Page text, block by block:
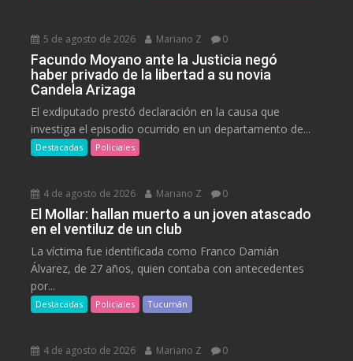
5 de agosto de 2026 Mariano Z 0
Facundo Moyano ante la Justicia negó
haber privado de la libertad a su novia
Candela Arizaga
El exdiputado prestó declaración en la causa que
investiga el episodio ocurrido en un departamento de...
Destacadas Policiales
4 de agosto de 2026 Mariano Z 0
El Mollar: hallan muerto a un joven atascado
en el ventiluz de un club
La víctima fue identificada como Franco Damián
Álvarez, de 27 años, quien contaba con antecedentes
por...
Destacadas Policiales Tucumán
4 de agosto de 2026 Mariano Z 0